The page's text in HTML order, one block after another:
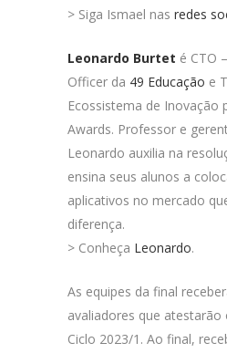
> Siga Ismael nas redes
Leonardo Burtet é CTO
Officer da 49 Educação e
Ecossistema de Inovação
Awards. Professor e
Leonardo auxilia na
ensina seus alunos a
aplicativos no mercado
diferença.
> Conheça Leonardo.
As equipes da final
avaliadores que atestarão
Ciclo 2023/1. Ao final,